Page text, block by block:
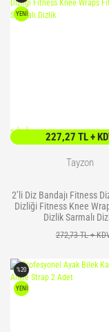
YENİ
</> />
227,27 TL +
Tayzon
2’li Diz Bandajı Fitness
Dizliği Fitness Knee
Dizlik Sarmalı
272,73 TL +
%20
YENİ